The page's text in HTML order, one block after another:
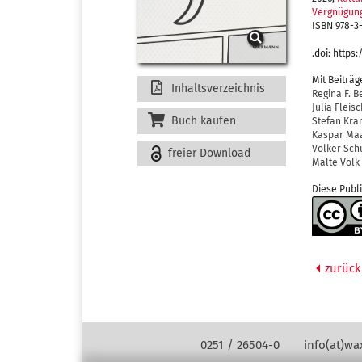
Inhaltsverzeichnis
Buch kaufen
freier Download
ISBN 978-
.doi:
Mit
Regina F.
Julia
Stefan
Kaspar
Volker
Malte Völk
Diese
Kontakt Navigation
0251 / 26504-0